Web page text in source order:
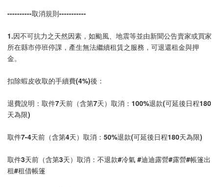
----------取消規則-----------
1.因不可抗力之天然因素，如颱風、地震等並由新聞公告賣家或買家
所在縣市停班停課，產生無法繼續租賃之服務，可退還租金與押
金。
扣除蝦皮收取的手續費(4%)後：
退費說明：取件7天前（含第7天）取消：100%退款(可延後日程180
天為限)
取件7-4天前（含第4天）取消：50%退款(可延後日程180天為限)
取件3天前（含第3天）取消：不退款#冷氣 #迪迪露營#露營#帳篷出
租#租借帳篷